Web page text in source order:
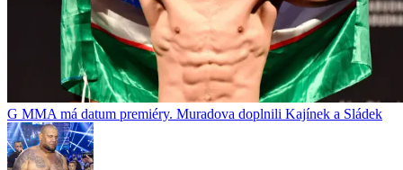
G MMA má datum premiéry. Muradova doplnili Kajínek a Sládek